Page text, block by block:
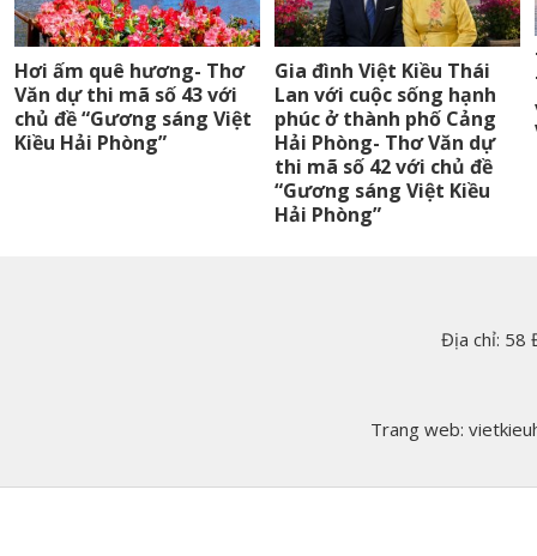
Hơi ấm quê hương- Thơ
Văn dự thi mã số 43 với
chủ đề “Gương sáng Việt
Kiều Hải Phòng”
Gia đình Việt Kiều Thái
Lan với cuộc sống hạnh
phúc ở thành phố Cảng
Hải Phòng- Thơ Văn dự
thi mã số 42 với chủ đề
“Gương sáng Việt Kiều
Hải Phòng”
Địa chỉ: 58
Trang web: